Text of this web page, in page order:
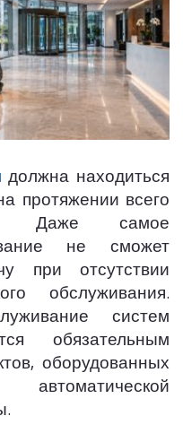
должна находиться
протяжении всего
Даже самое
не сможет
при отсутствии
обслуживания.
систем
обязательным
оборудованных